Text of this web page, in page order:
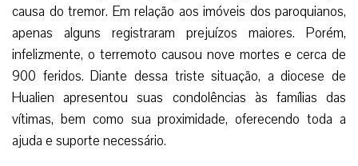
causa do tremor. Em relação aos imóveis dos paroquianos,
apenas alguns registraram prejuízos maiores. Porém,
infelizmente, o terremoto causou nove mortes e cerca de
900 feridos.Diante dessa triste situação, a diocese de
Hualien apresentou suas condolências às famílias das
vítimas, bem como sua proximidade, oferecendo toda a
ajuda e suporte necessário.